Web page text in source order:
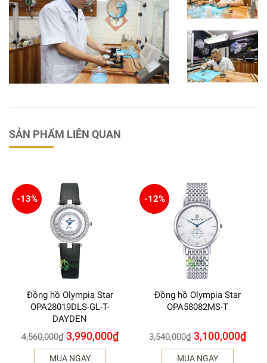
SẢN PHẨM LIÊN QUAN
-13%
Đồng hồ Olympia Star
OPA28019DLS-GL-T-
DAYDEN
4,560,000₫ 3,990,000₫
MUA NGAY
-12%
Đồng hồ Olympia Star
OPA58082MS-T
3,540,000₫ 3,100,000₫
MUA NGAY